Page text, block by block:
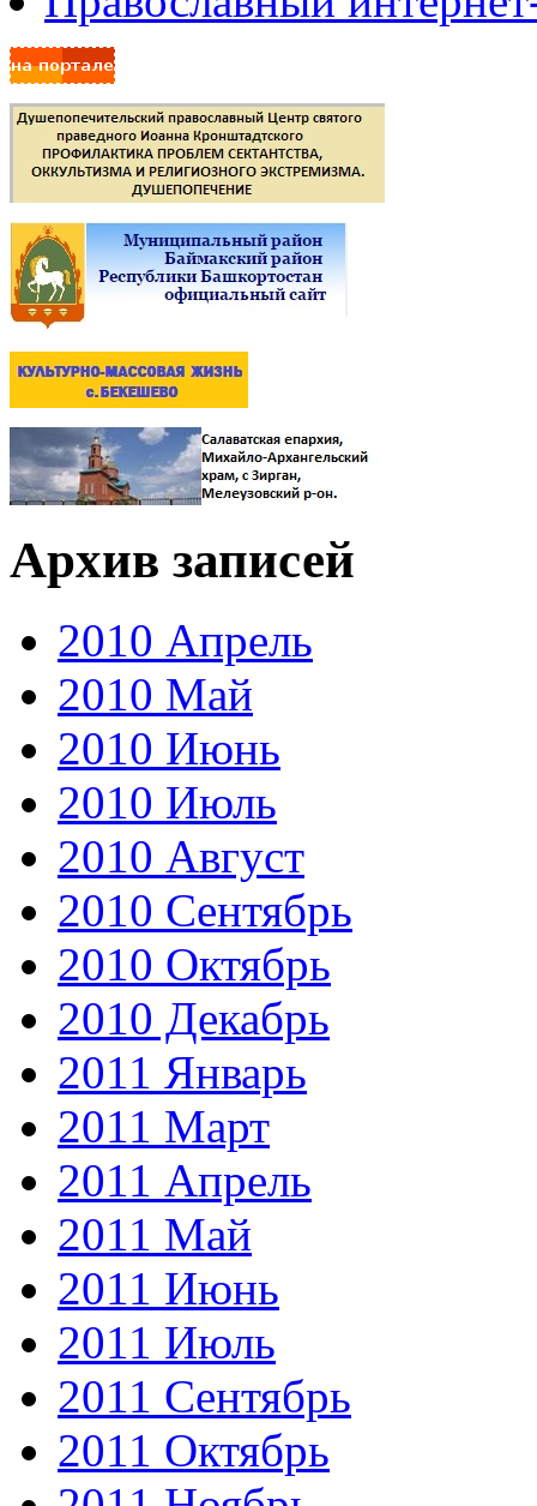
Архив записей
2010 Апрель
2010 Май
2010 Июнь
2010 Июль
2010 Август
2010 Сентябрь
2010 Октябрь
2010 Декабрь
2011 Январь
2011 Март
2011 Апрель
2011 Май
2011 Июнь
2011 Июль
2011 Сентябрь
2011 Октябрь